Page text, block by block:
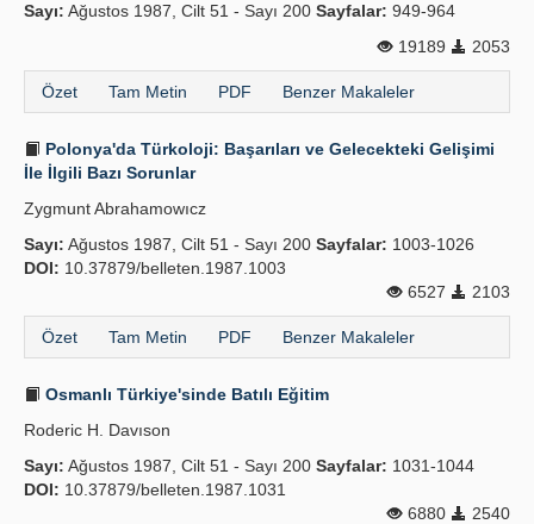
Sayı: Ağustos 1987, Cilt 51 - Sayı 200 Sayfalar: 949-964
19189
2053
Özet Tam Metin PDF Benzer Makaleler
Polonya'da Türkoloji: Başarıları ve Gelecekteki Gelişimi
İle İlgili Bazı Sorunlar
Zygmunt Abrahamowıcz
Sayı: Ağustos 1987, Cilt 51 - Sayı 200 Sayfalar: 1003-1026
DOI: 10.37879/belleten.1987.1003
6527
2103
Özet Tam Metin PDF Benzer Makaleler
Osmanlı Türkiye'sinde Batılı Eğitim
Roderic H. Davıson
Sayı: Ağustos 1987, Cilt 51 - Sayı 200 Sayfalar: 1031-1044
DOI: 10.37879/belleten.1987.1031
6880
2540